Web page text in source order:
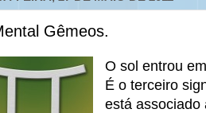
Gêmeos.
O sol entrou
É o terceiro
está associado